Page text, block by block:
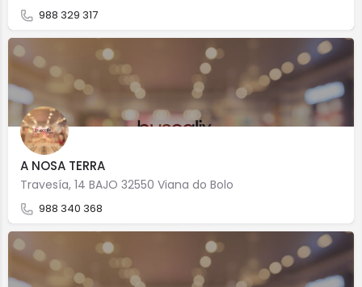
988 329 317
A NOSA TERRA
Travesía, 14 BAJO 32550 Viana do Bolo
988 340 368